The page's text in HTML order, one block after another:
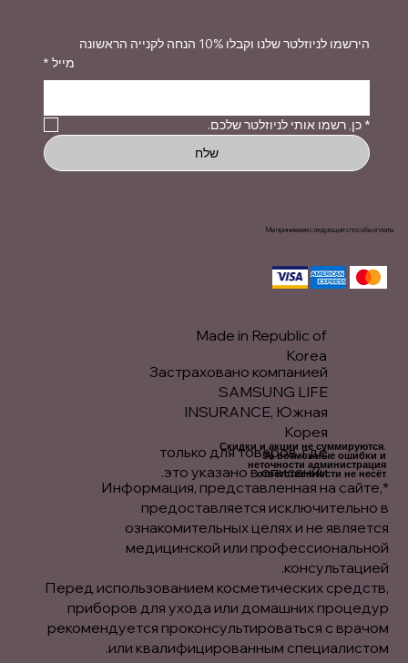
הירשמו לניוזלטר שלנו וקבלו 10% הנחה לקנייה הראשונה
* מייל
* כן, רשמו אותי לניוזלטר שלכם.
שלח
Мы принимаем следующие способы оплаты
Made in Republic of
Korea
Застраховано компанией
SAMSUNG LIFE
INSURANCE, Южная
Корея
только для товаров, где
это указано в описании.
Скидки и акции не суммируются.
За возможные ошибки и
неточности администрация
ответственности не несёт.
*Информация, представленная на сайте,
предоставляется исключительно в
ознакомительных целях и не является
медицинской или профессиональной
консультацией.
Перед использованием косметических средств,
приборов для ухода или домашних процедур
рекомендуется проконсультироваться с врачом
или квалифицированным специалистом.